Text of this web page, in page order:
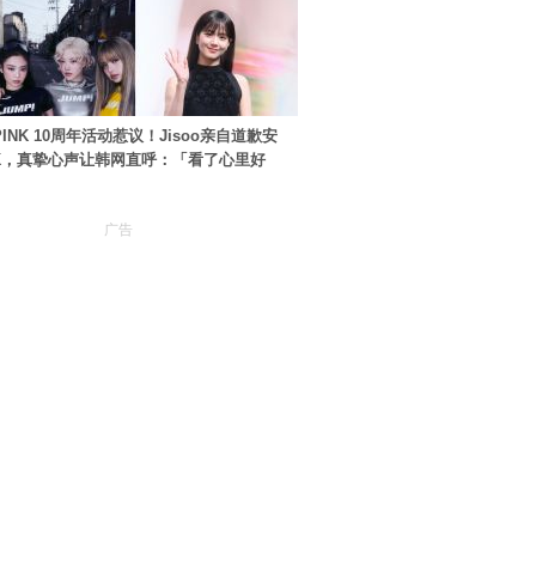
10周年活动惹议！Jisoo亲自道歉安
真挚心声让韩网直呼：「看了心里好
广告